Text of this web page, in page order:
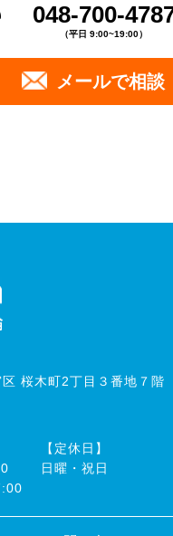
048-700-
（平日 9:00~19:00）
メールで相談
桜木町2丁目３番地７階
【定休日】
⽇曜・祝⽇